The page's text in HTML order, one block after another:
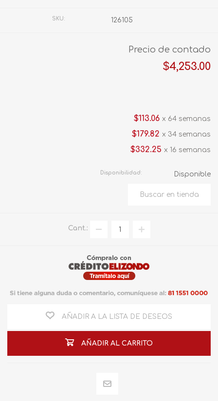
SKU: 126105
Precio de contado
$4,253.00
$113.06 x 64 semanas
$179.82 x 34 semanas
$332.25 x 16 semanas
Disponibilidad: Disponible
Cant.:
AÑADIR A LA LISTA DE DESEOS
AÑADIR AL CARRITO